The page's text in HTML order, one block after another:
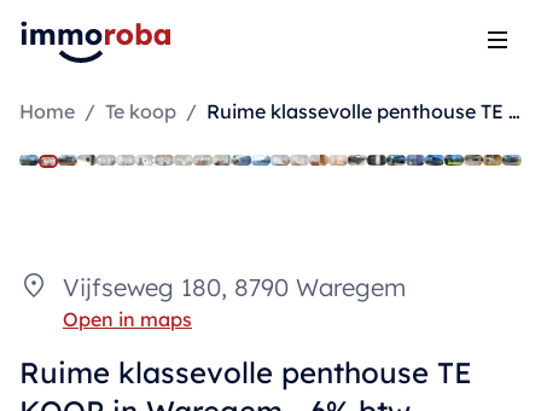
Home / Te koop / Ruime klassevolle penthouse TE KOOP in Waregem - 6% btw gunsttarief mogelijk!
Vijfseweg 180, 8790 Waregem
Open in maps
Ruime klassevolle penthouse TE